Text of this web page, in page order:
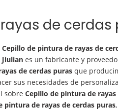
de cerdas
Cepillo de pintura de rayas de
Jiulian es un fabricante y
de cerdas puras que
sus necesidades de
sobre Cepillo de pintura de rayas
pintura de rayas de cerdas puras